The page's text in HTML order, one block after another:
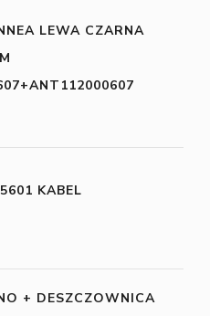
LEWA CZARNA
KABEL
+ DESZCZOWNICA